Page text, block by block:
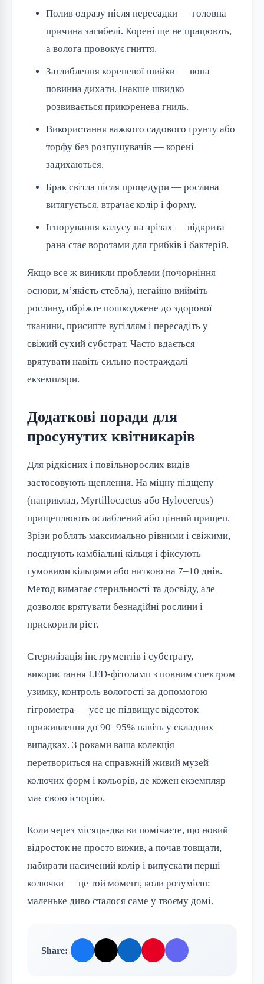
Полив одразу після пересадки — головна
причина загибелі. Корені ще не працюють,
а волога провокує гниття.
Заглиблення кореневої шийки — вона
повинна дихати. Інакше швидко
розвивається прикоренева гниль.
Використання важкого садового ґрунту або
торфу без розпушувачів — корені
задихаються.
Брак світла після процедури — рослина
витягується, втрачає колір і форму.
Ігнорування калусу на зрізах — відкрита
рана стає воротами для грибків і бактерій.
Якщо все ж виникли проблеми (почорніння
основи, м’якість стебла), негайно вийміть
рослину, обріжте пошкоджене до здорової
тканини, присипте вугіллям і пересадіть у
свіжий сухий субстрат. Часто вдається
врятувати навіть сильно постраждалі
екземпляри.
Додаткові поради для
просунутих квітникарів
Для рідкісних і повільнорослих видів
застосовують щеплення. На міцну підщепу
(наприклад, Myrtillocactus або Hylocereus)
прищеплюють ослаблений або цінний прищеп.
Зрізи роблять максимально рівними і свіжими,
поєднують камбіальні кільця і фіксують
гумовими кільцями або ниткою на 7–10 днів.
Метод вимагає стерильності та досвіду, але
дозволяє врятувати безнадійні рослини і
прискорити ріст.
Стерилізація інструментів і субстрату,
використання LED-фітоламп з повним спектром
узимку, контроль вологості за допомогою
гігрометра — усе це підвищує відсоток
приживлення до 90–95% навіть у складних
випадках. З роками ваша колекція
перетвориться на справжній живий музей
колючих форм і кольорів, де кожен екземпляр
має свою історію.
Коли через місяць-два ви помічаєте, що новий
відросток не просто вижив, а почав товщати,
набирати насичений колір і випускати перші
колючки — це той момент, коли розумієш:
маленьке диво сталося саме у твоєму домі.
Share: